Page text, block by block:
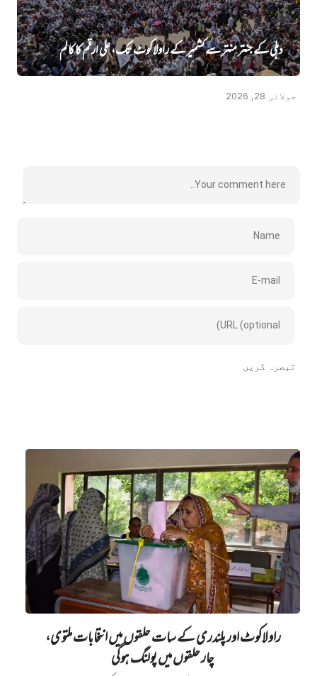
دہلی کے جنتر منتر سے کشمیر کے راولاکوٹ تک، علی ارقم کا کالم
جولائی 28, 2026
راولاکوٹ اور پلندری کے سات حلقوں میں انتخابات ملتوی،
چار حلقوں میں پولنگ ہوگی